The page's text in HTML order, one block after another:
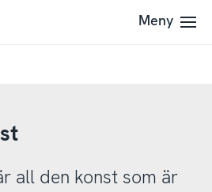
Meny
all den konst som är